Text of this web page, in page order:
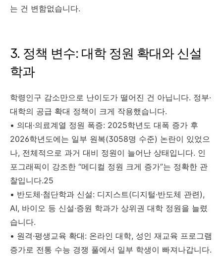
는 건 변함없습니다.
3. 정책 변수: 대학 정원 확대와 신설
학과
학령인구 감소만으로 난이도가 떨어진 건 아닙니다. 정부·
대학의 공급 확대 정책이 크게 작용했습니다.
• 의대·의료계열 정원 폭증: 2025학년도 대폭 증가 후
2026학년도에는 일부 원복(3058명 수준) 논란이 있었으
나, 전체적으로 과거 대비 정원이 늘어난 상태입니다. 인
포그래픽이 강조한 “메디컬 정원 크게 증가”는 정확한 관
찰입니다.25
• 반도체·첨단학과 신설: 디지스트(디지털·반도체 관련),
AI, 바이오 등 신설·증원 학과가 상위권 대학 정원을 늘렸
습니다.
• 원격·평생교육 확대: 온라인 대학, 성인 재교육 프로그램
증가로 전통 수능 경쟁 풀에서 일부 학생이 빠져나갑니다.